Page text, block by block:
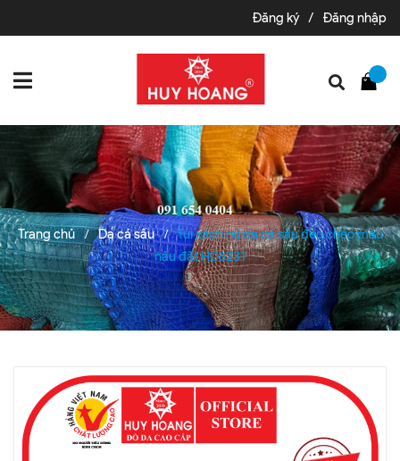
Đăng ký / Đăng nhập
Trang chủ / Da cá sấu /
Túi xách nữ da cá sấu đeo chéo màu
nâu đất HD6231